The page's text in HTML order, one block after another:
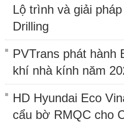
Lộ trình và giải
Drilling
PVTrans phát hành
khí nhà kính năm
HD Hyundai Eco
cẩu bờ RMQC cho